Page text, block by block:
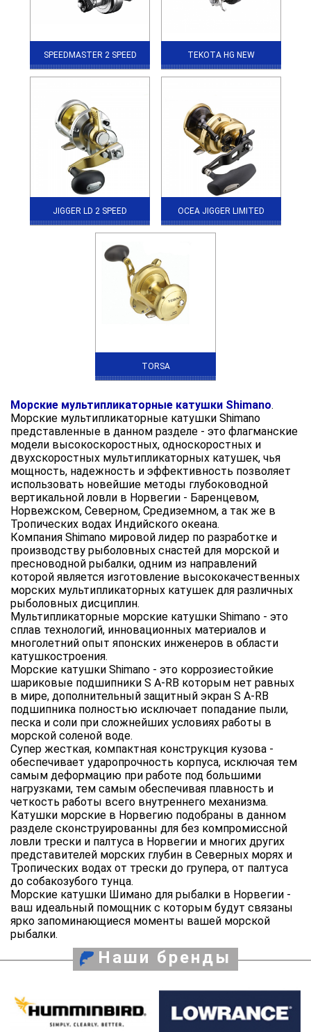
SPEEDMASTER 2 SPEED TEKOTA HG NEW
JIGGER LD 2 SPEED OCEA JIGGER LIMITED
TORSA
Морские мультипликаторные катушки Shimano.
Морские мультипликаторные катушки Shimano
представленные в данном разделе - это флагманские
модели высокоскоростных, односкоростных и
двухскоростных мультипликаторных катушек, чья
мощность, надежность и эффективность позволяет
использовать новейшие методы глубоководной
вертикальной ловли в Норвегии - Баренцевом,
Норвежском, Северном, Средиземном, а так же в
Тропических водах Индийского океана.
Компания Shimano мировой лидер по разработке и
производству рыболовных снастей для морской и
пресноводной рыбалки, одним из направлений
которой является изготовление высококачественных
морских мультипликаторных катушек для различных
рыболовных дисциплин.
Мультипликаторные морские катушки Shimano - это
сплав технологий, инновационных материалов и
многолетний опыт японских инженеров в области
катушкостроения.
Морские катушки Shimano - это коррозиестойкие
шариковые подшипники S A-RB которым нет равных
в мире, дополнительный защитный экран S A-RB
подшипника полностью исключает попадание пыли,
песка и соли при сложнейших условиях работы в
морской соленой воде.
Супер жесткая, компактная конструкция кузова -
обеспечивает ударопрочность корпуса, исключая тем
самым деформацию при работе под большими
нагрузками, тем самым обеспечивая плавность и
четкость работы всего внутреннего механизма.
Катушки морские в Норвегию подобраны в данном
разделе сконструированны для без компромиссной
ловли трески и палтуса в Норвегии и многих других
представителей морских глубин в Северных морях и
Тропических водах от трески до групера, от палтуса
до собакозубого тунца.
Морские катушки Шимано для рыбалки в Норвегии -
ваш идеальный помощник с которым будут связаны
ярко запоминающиеся моменты вашей морской
рыбалки.
Наши бренды